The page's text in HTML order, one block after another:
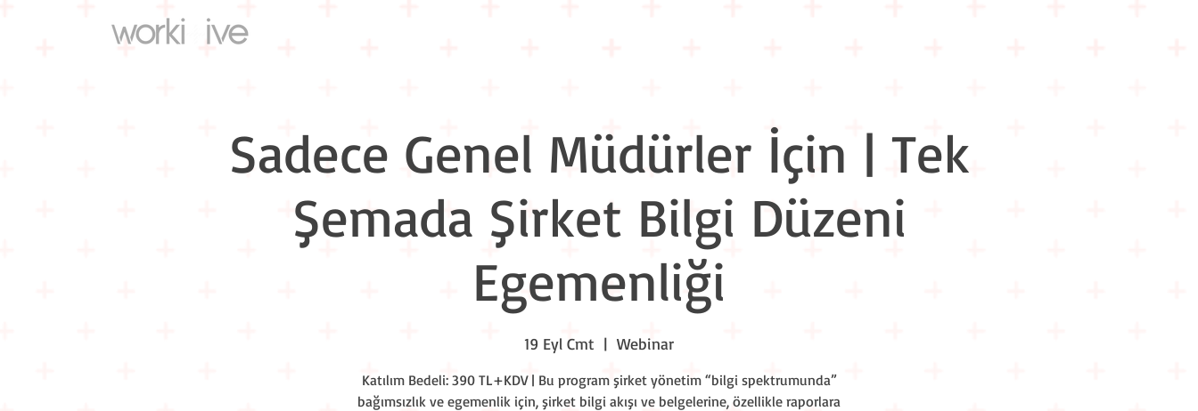
Sadece Genel Müdürler İçin | Tek
Şemada Şirket Bilgi Düzeni
Egemenliği
19 Eyl Cmt
  |
Webinar
Katılım Bedeli: 390 TL+KDV | Bu program şirket yönetim “bilgi spektrumunda”
bağımsızlık ve egemenlik için, şirket bilgi akışı ve belgelerine, özellikle raporlara